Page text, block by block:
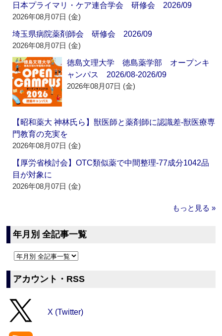
日本プライマリ・ケア連合学会 研修会 2026/09
2026年08月07日 (金)
埼玉県病院薬剤師会 研修会 2026/09
2026年08月07日 (金)
徳島文理大学 徳島薬学部 オープンキ
ャンパス 2026/08-2026/09
2026年08月07日 (金)
【昭和薬大 神林氏ら】獣医師と薬剤師に認識差‐獣医療専
門教育の充実を
2026年08月07日 (金)
【厚労省検討会】OTC類似薬で中間整理‐77成分1042品
目が対象に
2026年08月07日 (金)
もっと見る »
年月別 全記事一覧
アカウント・RSS
X (Twitter)